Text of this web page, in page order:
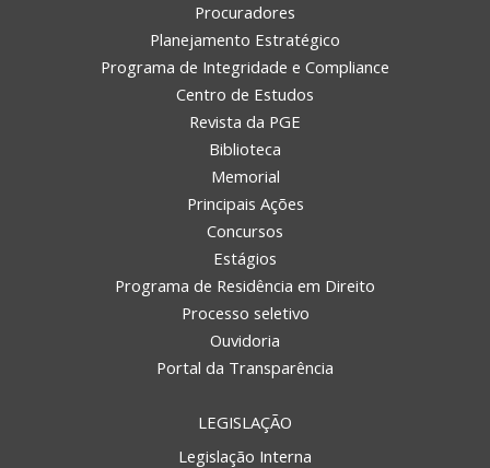
Procuradores
Planejamento Estratégico
Programa de Integridade e Compliance
Centro de Estudos
Revista da PGE
Biblioteca
Memorial
Principais Ações
Concursos
Estágios
Programa de Residência em Direito
Processo seletivo
Ouvidoria
Portal da Transparência
LEGISLAÇÃO
Legislação Interna